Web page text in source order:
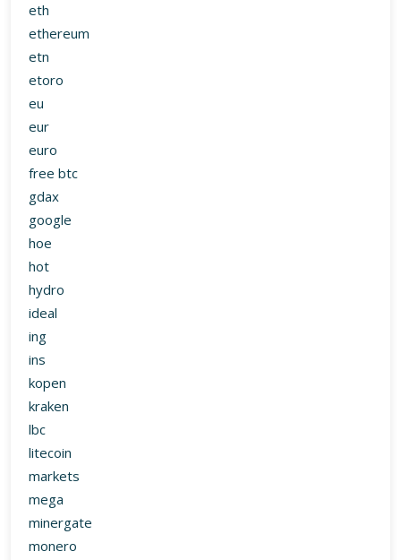
eth
ethereum
etn
etoro
eu
eur
euro
free btc
gdax
google
hoe
hot
hydro
ideal
ing
ins
kopen
kraken
lbc
litecoin
markets
mega
minergate
monero